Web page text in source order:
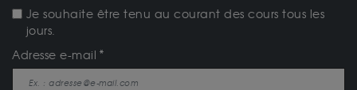
Je souhaite être tenu au courant des cours tous les
jours.
Adresse e-mail